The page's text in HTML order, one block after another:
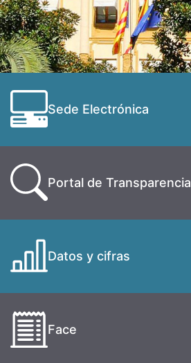
Sede Electrónica
Portal de Transparencia
Datos y cifras
Face